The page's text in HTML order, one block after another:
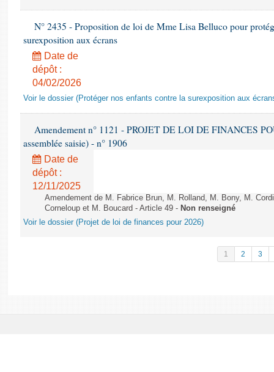
N° 2435 - Proposition de loi de Mme Lisa Belluco pour
surexposition aux écrans
Date de
dépôt :
04/02/2026
Voir le dossier (Protéger nos enfants contre la surexposition aux
Amendement n° 1121 - PROJET DE LOI DE FINANCES
assemblée saisie) - n° 1906
Date de
dépôt :
12/11/2025
Amendement de M. Fabrice Brun, M. Rolland, M. Bony, M.
Corneloup et M. Boucard - Article 49 - Non renseigné
Voir le dossier (Projet de loi de finances pour 2026)
1 2 3